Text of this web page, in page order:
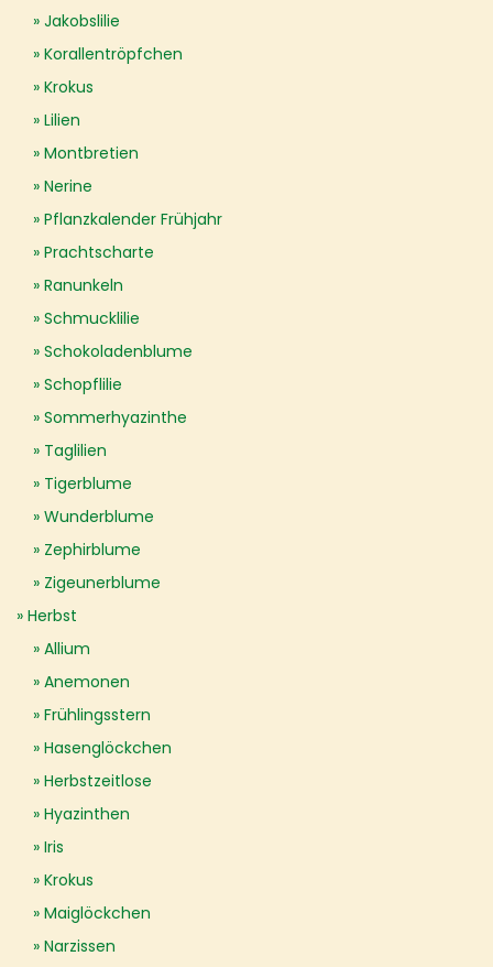
Jakobslilie
Korallentröpfchen
Krokus
Lilien
Montbretien
Nerine
Pflanzkalender Frühjahr
Prachtscharte
Ranunkeln
Schmucklilie
Schokoladenblume
Schopflilie
Sommerhyazinthe
Taglilien
Tigerblume
Wunderblume
Zephirblume
Zigeunerblume
Herbst
Allium
Anemonen
Frühlingsstern
Hasenglöckchen
Herbstzeitlose
Hyazinthen
Iris
Krokus
Maiglöckchen
Narzissen